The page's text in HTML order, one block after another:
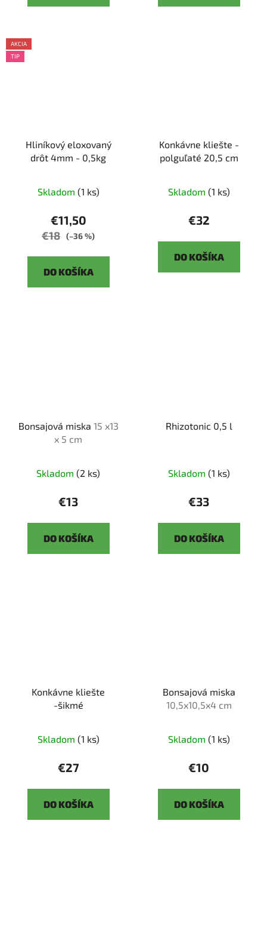
AKCIA
TIP
Hliníkový eloxovaný
drôt 4mm - 0,5kg
Skladom (1 ks)
€11,50
€18 (–36 %)
DO KOŠÍKA
Konkávne kliešte -
polguľaté 20,5 cm
Skladom (1 ks)
€32
DO KOŠÍKA
Bonsajová miska 15 x13
x 5 cm
Skladom (2 ks)
€13
DO KOŠÍKA
Rhizotonic 0,5 l
Skladom (1 ks)
€33
DO KOŠÍKA
Konkávne kliešte
-šikmé
Skladom (1 ks)
€27
DO KOŠÍKA
Bonsajová miska
10,5x10,5x4 cm
Skladom (1 ks)
€10
DO KOŠÍKA